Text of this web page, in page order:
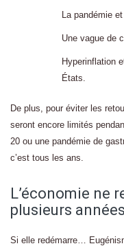
La pandémie
Une vague de
Hyperinflation
États.
De plus, pour éviter les
seront encore limités
20 ou une pandémie de
c’est tous les ans.
L’économie ne
plusieurs années
Si elle redémarre…